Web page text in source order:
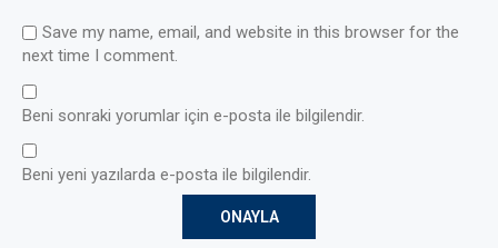
Save my name, email, and website in this browser for the
next time I comment.
Beni sonraki yorumlar için e-posta ile bilgilendir.
Beni yeni yazılarda e-posta ile bilgilendir.